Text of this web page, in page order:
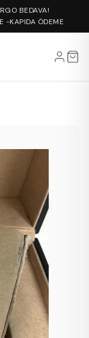
BEDAVA!
-KAPIDA ÖDEME